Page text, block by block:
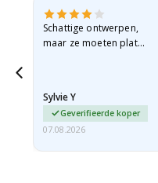
Schattige ontwerpen,
maar ze moeten plat
beetje…
Sylvie Y
Geverifieerde koper
07.08.2026